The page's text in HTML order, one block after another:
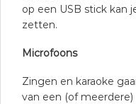
op een USB stick kan
zetten.
Microfoons
Zingen en karaoke
van een (of